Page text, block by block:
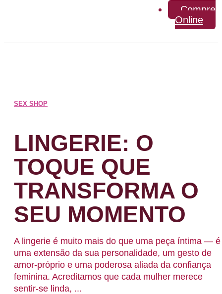
Compre
Online
SEX SHOP
LINGERIE: O
TOQUE QUE
TRANSFORMA O
SEU MOMENTO
A lingerie é muito mais do que uma peça íntima — é
uma extensão da sua personalidade, um gesto de
amor-próprio e uma poderosa aliada da confiança
feminina. Acreditamos que cada mulher merece
sentir-se linda, ...